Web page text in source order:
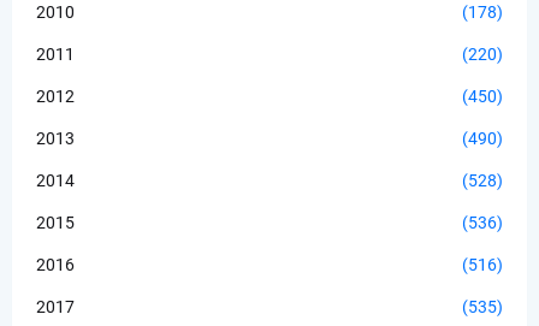
2010 (178)
2011 (220)
2012 (450)
2013 (490)
2014 (528)
2015 (536)
2016 (516)
2017 (535)